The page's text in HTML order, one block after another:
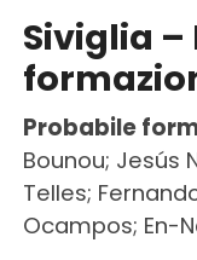
Siviglia
Probabile
Bounou; Jesús
Telles;
Ocampos; En-